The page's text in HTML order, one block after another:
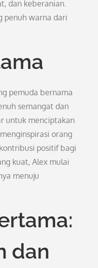
dan keberanian.
penuh warna dari
pemuda bernama
semangat dan
untuk menciptakan
orang
positif bagi
kuat, Alex mulai
menuju
dan